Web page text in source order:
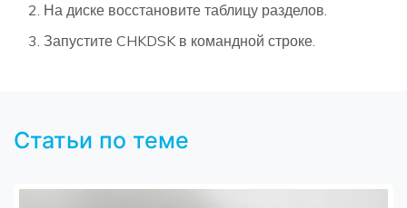
На диске восстановите таблицу разделов.
Запустите CHKDSK в командной строке.
Статьи по теме